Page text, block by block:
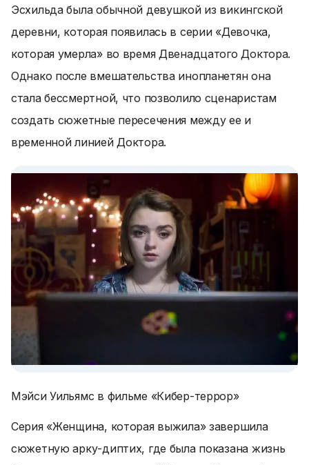
Эсхильда была обычной девушкой из викингской
деревни, которая появилась в серии «Девочка,
которая умерла» во время Двенадцатого Доктора.
Однако после вмешательства инопланетян она
стала бессмертной, что позволило сценаристам
создать сюжетные пересечения между ее и
временной линией Доктора.
Мэйси Уильямс в фильме «Кибер-террор»
Серия «Женщина, которая выжила» завершила
сюжетную арку-диптих, где была показана жизнь